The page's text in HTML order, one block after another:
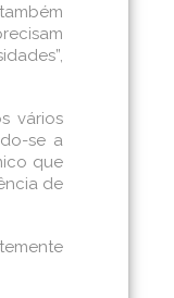
vários
se a
que
de